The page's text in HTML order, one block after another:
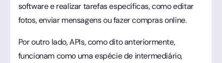
software e realizar tarefas específicas, como editar
fotos, enviar mensagens ou fazer compras online.
Por outro lado, APIs, como dito anteriormente,
funcionam como uma espécie de intermediário,